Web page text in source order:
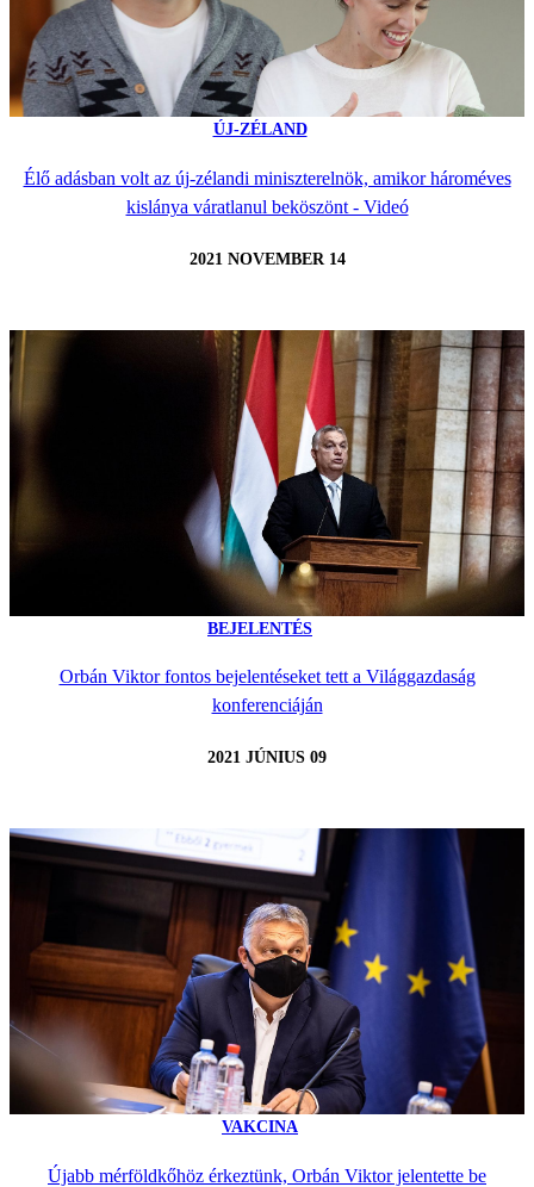
ÚJ-ZÉLAND
Élő adásban volt az új-zélandi miniszterelnök, amikor hároméves
kislánya váratlanul beköszönt - Videó
2021 NOVEMBER 14
BEJELENTÉS
Orbán Viktor fontos bejelentéseket tett a Világgazdaság
konferenciáján
2021 JÚNIUS 09
VAKCINA
Újabb mérföldkőhöz érkeztünk, Orbán Viktor jelentette be